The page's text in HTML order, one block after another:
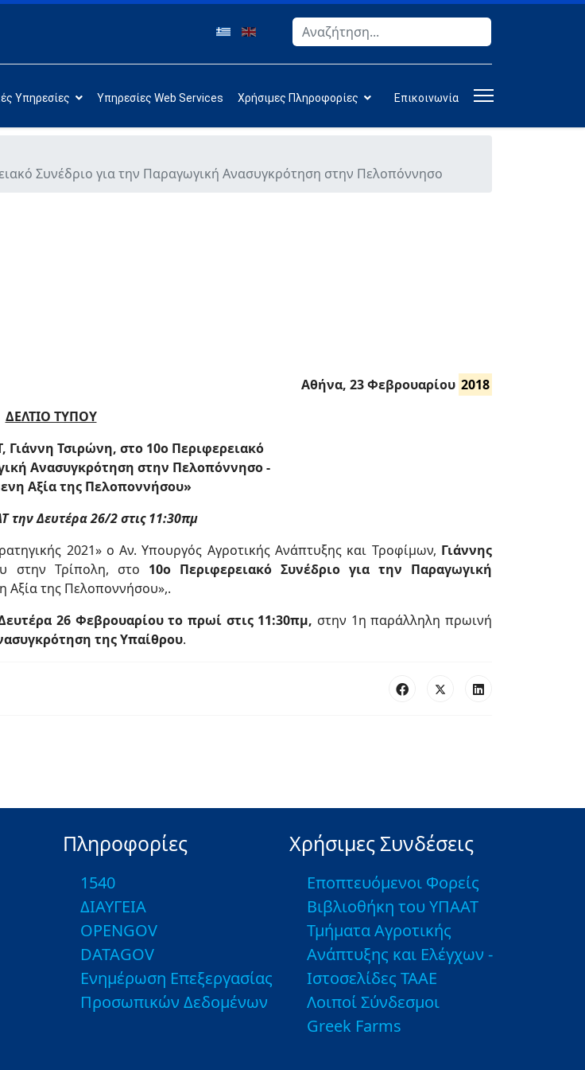
Αναζήτηση
Υπηρεσίες Υπηρεσίες Web Services Χρήσιμες Πληροφορίες Επικοινωνία
Συνέδριο για την Παραγωγική Ανασυγκρότηση στην Πελοπόννησο
Αθήνα, 23 Φεβρουαρίου 2018
ΔΕΛΤΙΟ ΤΥΠΟΥ
Γιάννη Τσιρώνη, στο 10ο Περιφερειακό
Ανασυγκρότηση στην Πελοπόννησο -
Αξία της Πελοποννήσου»
την Δευτέρα 26/2 στις 11:30πμ
2021» ο Αν. Υπουργός Αγροτικής Ανάπτυξης και Τροφίμων, Γιάννης
στην Τρίπολη, στο 10ο Περιφερειακό Συνέδριο για την Παραγωγική
Αξία της Πελοποννήσου»,.
26 Φεβρουαρίου το πρωί στις 11:30πμ, στην 1η παράλληλη πρωινή
της Υπαίθρου.
Πληροφορίες
1540
ΔΙΑΥΓΕΙΑ
OPENGOV
DATAGOV
Ενημέρωση Επεξεργασίας
Προσωπικών Δεδομένων
Χρήσιμες Συνδέσεις
Εποπτευόμενοι Φορείς
Βιβλιοθήκη του ΥΠΑΑΤ
Τμήματα Αγροτικής
Ανάπτυξης και Ελέγχων -
Ιστοσελίδες ΤΑΑΕ
Λοιποί Σύνδεσμοι
Greek Farms